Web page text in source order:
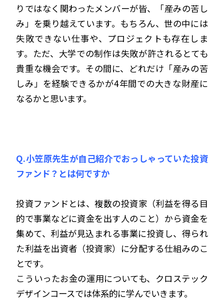
りではなく関わったメンバーが皆、「産みの苦し
み」を乗り越えています。もちろん、世の中には
失敗できない仕事や、プロジェクトも存在しま
す。ただ、大学での制作は失敗が許されるとても
貴重な機会です。その間に、どれだけ「産みの苦
しみ」を経験できるかが4年間での大きな財産に
なるかと思います。
Q.小笠原先生が自己紹介でおっしゃっていた投資
ファンド？とは何ですか
投資ファンドとは、複数の投資家（利益を得る目
的で事業などに資金を出す人のこと）から資金を
集めて、利益が見込まれる事業に投資し、得られ
た利益を出資者（投資家）に分配する仕組みのこ
とです。
こういったお金の運用についても、クロステック
デザインコースでは体系的に学んでいきます。